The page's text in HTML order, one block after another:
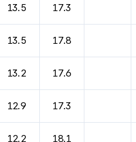
13.5 17.3
13.5 17.8
13.2 17.6
12.9 17.3
12.2 18.1